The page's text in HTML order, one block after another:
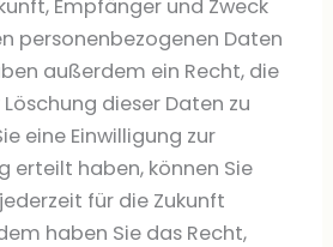
Empfänger und Zweck
personenbezogenen Daten
außerdem ein Recht, die
dieser Daten zu
eine Einwilligung zur
erteilt haben, können Sie
für die Zukunft
haben Sie das Recht,